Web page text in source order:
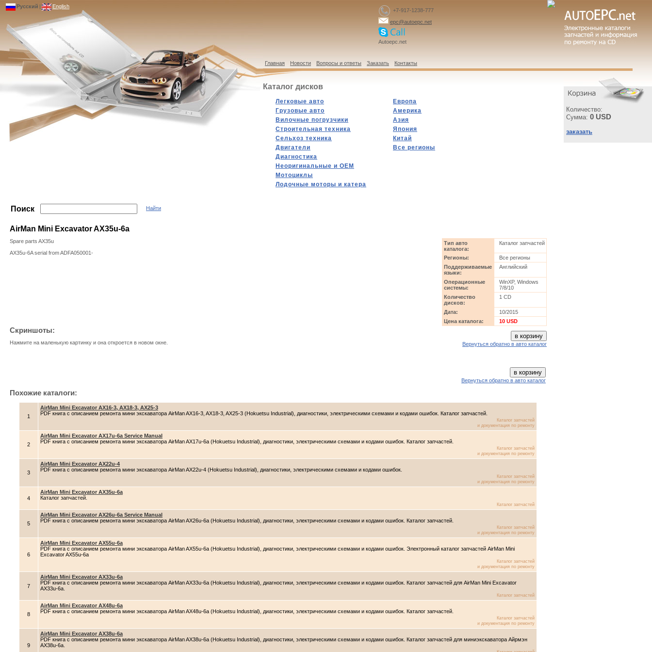
Количество:
Сумма: 0 USD
заказать
+7-917-1238-777
epc@autoepc.net
Autoepc.net
Главная Новости Вопросы и ответы Заказать Контакты
Русский | English
Каталог дисков
Легковые авто
Грузовые авто
Вилочные погрузчики
Строительная техника
Сельхоз техника
Двигатели
Диагностика
Hеоригинальные и OEM
Мотоциклы
Лодочные моторы и катера
Европа
Америка
Азия
Япония
Китай
Все регионы
Поиск Найти
AirMan Mini Excavator AX35u-6a
Spare parts AX35u
AX35u-6A serial from ADFA050001-
Тип авто
каталога:
Каталог запчастей
Регионы:
Все регионы
Поддерживаемые
языки:
Английский
Операционные
системы:
WinXP, Windows
7/8/10
Количество
дисков:
1 CD
Дата:
10/2015
Цена каталога:
10 USD
Вернуться обратно в авто каталог
Скриншоты:
Нажмите на маленькую картинку и она откроется в новом окне.
Вернуться обратно в авто каталог
Похожие каталоги:
1
AirMan Mini Excavator AX16-3, AX18-3, AX25-3
PDF книга с описанием ремонта мини экскаватора AirMan AX16-3, AX18-3, AX25-3 (Hokuetsu Industrial), диагностики, электрическими схемами и кодами ошибок. Каталог запчастей.
Каталог запчастей
и документация по ремонту
2
AirMan Mini Excavator AX17u-6a Service Manual
PDF книга с описанием ремонта мини экскаватора AirMan AX17u-6a (Hokuetsu Industrial), диагностики, электрическими схемами и кодами ошибок. Каталог запчастей.
Каталог запчастей
и документация по ремонту
3
AirMan Mini Excavator AX22u-4
PDF книга с описанием ремонта мини экскаватора AirMan AX22u-4 (Hokuetsu Industrial), диагностики, электрическими схемами и кодами ошибок.
Каталог запчастей
и документация по ремонту
4
AirMan Mini Excavator AX35u-6a
Каталог запчастей.
Каталог запчастей
5
AirMan Mini Excavator AX26u-6a Service Manual
PDF книга с описанием ремонта мини экскаватора AirMan AX26u-6a (Hokuetsu Industrial), диагностики, электрическими схемами и кодами ошибок. Каталог запчастей.
Каталог запчастей
и документация по ремонту
6
AirMan Mini Excavator AX55u-6a
PDF книга с описанием ремонта мини экскаватора AirMan AX55u-6a (Hokuetsu Industrial), диагностики, электрическими схемами и кодами ошибок. Электронный каталог запчастей AirMan Mini
Excavator AX55u-6a
Каталог запчастей
и документация по ремонту
7
AirMan Mini Excavator AX33u-6a
PDF книга с описанием ремонта мини экскаватора AirMan AX33u-6a (Hokuetsu Industrial), диагностики, электрическими схемами и кодами ошибок. Каталог запчастей для AirMan Mini Excavator
AX33u-6a.
Каталог запчастей
8
AirMan Mini Excavator AX48u-6a
PDF книга с описанием ремонта мини экскаватора AirMan AX48u-6a (Hokuetsu Industrial), диагностики, электрическими схемами и кодами ошибок. Каталог запчастей.
Каталог запчастей
и документация по ремонту
9
AirMan Mini Excavator AX38u-6a
PDF книга с описанием ремонта мини экскаватора AirMan AX38u-6a (Hokuetsu Industrial), диагностики, электрическими схемами и кодами ошибок. Каталог запчастей для миниэкскаватора Айрмэн
AX38u-6a.